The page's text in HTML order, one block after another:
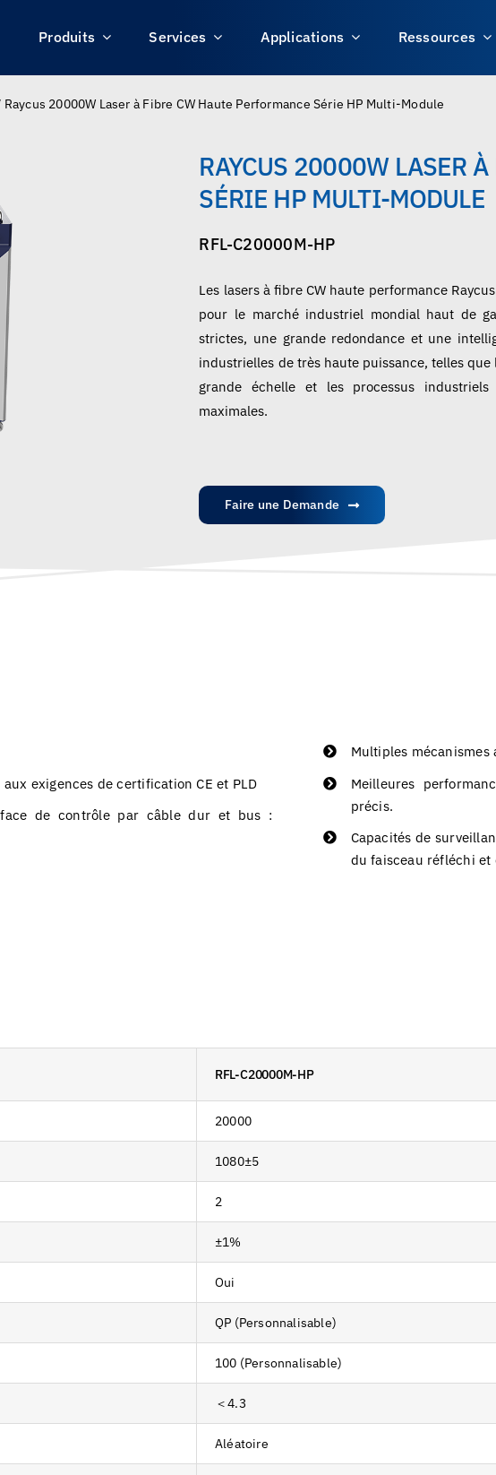
Produits Services Applications Ressources
Raycus 20000W Laser à Fibre CW Haute Performance Série HP Multi-Module
RAYCUS 20000W LASER
SÉRIE HP MULTI-MODULE
RFL-C20000M-HP
Les lasers à fibre CW haute performance
pour le marché industriel mondial haut de
strictes, une grande redondance et une
industrielles de très haute puissance, telles
grande échelle et les processus
maximales.
Faire une Demande
exigences de certification CE et PLD
de contrôle par câble dur et bus :
Multiples
Meilleures
précis.
Capacités de
du faisceau réfléchi
RFL-C20000M-HP
20000
1080±5
2
±1%
Oui
QP (Personnalisable)
100 (Personnalisable)
＜4.3
Aléatoire